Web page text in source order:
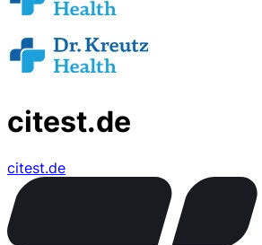
citest.de
citest.de